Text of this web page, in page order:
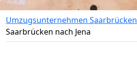
Umzugsunternehmen Saarbrücken
Saarbrücken nach Jena